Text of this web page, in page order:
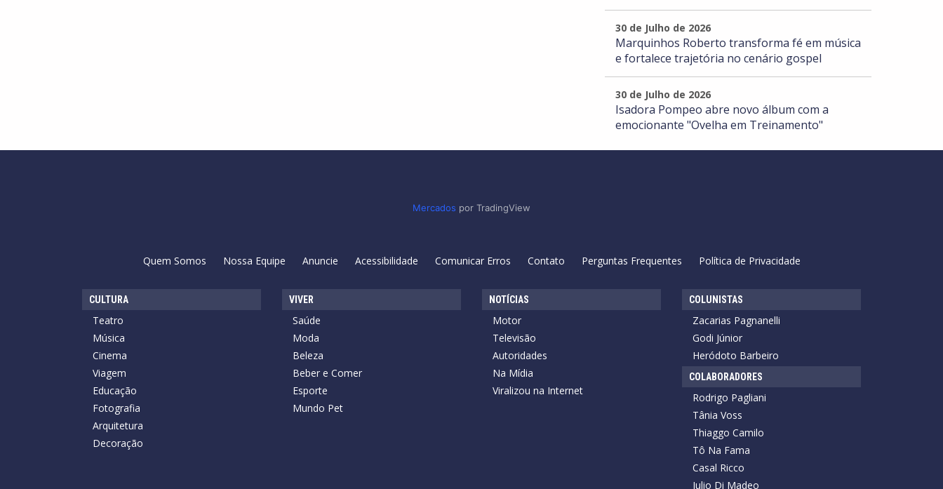
30 de Julho de 2026
Marquinhos Roberto transforma fé em música
e fortalece trajetória no cenário gospel
30 de Julho de 2026
Isadora Pompeo abre novo álbum com a
emocionante "Ovelha em Treinamento"
Mercados por TradingView
Quem Somos Nossa Equipe Anuncie Acessibilidade Comunicar Erros Contato Perguntas Frequentes Política de Privacidade
CULTURA
Teatro
Música
Cinema
Viagem
Educação
Fotografia
Arquitetura
Decoração
VIVER
Saúde
Moda
Beleza
Beber e Comer
Esporte
Mundo Pet
NOTÍCIAS
Motor
Televisão
Autoridades
Na Mídia
Viralizou na Internet
COLUNISTAS
Zacarias Pagnanelli
Godi Júnior
Heródoto Barbeiro
COLABORADORES
Rodrigo Pagliani
Tânia Voss
Thiaggo Camilo
Tô Na Fama
Casal Ricco
Julio Di Madeo